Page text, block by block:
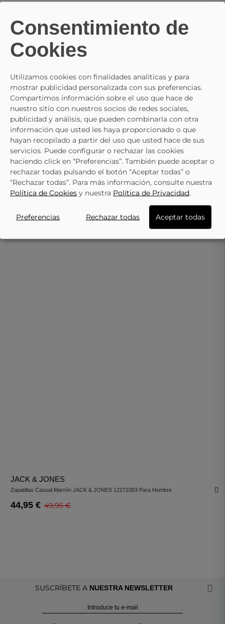
JACK & JONES
JACK & JONES Blanco 12230427 Zapatillas Para Hombre
39,95 € 49,95 €
LO ÚLTIMO QUE HAS VISTO
JACK & JONES
Zapatillas Casual Marrón JACK & JONES 12271083 Para Hombre
44,95 € 49,95 €
SUSCRÍBETE A NUESTRA NEWSLETTER
Consentimiento de
Cookies
Utilizamos cookies con finalidades analíticas y para
mostrar publicidad personalizada con sus preferencias.
Compartimos información sobre el uso que hace de
nuestro sitio con nuestros socios de redes sociales,
publicidad y análisis, que pueden combinarla con otra
información que usted les haya proporcionado o que
hayan recopilado a partir del uso que usted hace de sus
servicios. Puede configurar o rechazar las cookies
haciendo click en “Preferencias”. También puede aceptar o
rechazar todas pulsando el botón “Aceptar todas” o
“Rechazar todas”. Para más información, consulte nuestra
Política de Cookies y nuestra Política de Privacidad.
Preferencias Rechazar todas Aceptar todas